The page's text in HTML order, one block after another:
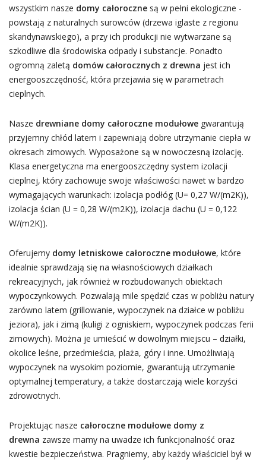
wszystkim nasze domy całorocznesą w pełni ekologiczne -
powstają z naturalnych surowców (drzewa iglaste z regionu
skandynawskiego), a przy ich produkcji nie wytwarzane są
szkodliwe dla środowiska odpady i substancje. Ponadto
ogromną zaletą domów całorocznych z drewna jest ich
energooszczędność, która przejawia się w parametrach
cieplnych.
Nasze drewniane domy całoroczne modułowegwarantują
przyjemny chłód latem i zapewniają dobre utrzymanie ciepła w
okresach zimowych. Wyposażone są w nowoczesną izolację.
Klasa energetyczna ma energooszczędny system izolacji
cieplnej, który zachowuje swoje właściwości nawet w bardzo
wymagających warunkach: izolacja podłóg (U= 0,27 W/(m2K)),
izolacja ścian (U = 0,28 W/(m2K)), izolacja dachu (U = 0,122
W/(m2K)).
Oferujemy domy letniskowe całoroczne modułowe, które
idealnie sprawdzają się na własnościowych działkach
rekreacyjnych, jak również w rozbudowanych obiektach
wypoczynkowych. Pozwalają mile spędzić czas w pobliżu natury
zarówno latem (grillowanie, wypoczynek na działce w pobliżu
jeziora), jak i zimą (kuligi z ogniskiem, wypoczynek podczas ferii
zimowych). Można je umieścić w dowolnym miejscu – działki,
okolice leśne, przedmieścia, plaża, góry i inne. Umożliwiają
wypoczynek na wysokim poziomie, gwarantują utrzymanie
optymalnej temperatury, a także dostarczają wiele korzyści
zdrowotnych.
Projektując nasze całoroczne modułowe domy z
drewna zawsze mamy na uwadze ich funkcjonalność oraz
kwestie bezpieczeństwa. Pragniemy, aby każdy właściciel był w